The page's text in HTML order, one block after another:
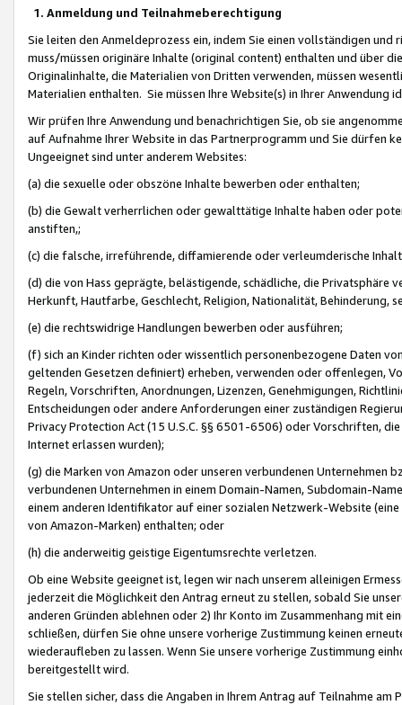
1. Anmeldung und Teilnahmeberechtigung
Sie leiten den Anmeldeprozess ein, indem Sie einen vollständigen
muss/müssen originäre Inhalte (original content) enthalten und über
Originalinhalte, die Materialien von Dritten verwenden, müssen
Materialien enthalten. Sie müssen Ihre Website(s) in Ihrer Anwendung
Wir prüfen Ihre Anwendung und benachrichtigen Sie, ob sie
auf Aufnahme Ihrer Website in das Partnerprogramm und Sie dürfen
Ungeeignet sind unter anderem Websites:
(a) die sexuelle oder obszöne Inhalte bewerben oder enthalten;
(b) die Gewalt verherrlichen oder gewalttätige Inhalte haben oder
anstiften,;
(c) die falsche, irreführende, diffamierende oder verleumderische
(d) die von Hass geprägte, belästigende, schädliche, die Privatsphäre
Herkunft, Hautfarbe, Geschlecht, Religion, Nationalität, Behinderung,
(e) die rechtswidrige Handlungen bewerben oder ausführen;
(f) sich an Kinder richten oder wissentlich personenbezogene Daten
geltenden Gesetzen definiert) erheben, verwenden oder offenlegen,
Regeln, Vorschriften, Anordnungen, Lizenzen, Genehmigungen,
Entscheidungen oder andere Anforderungen einer zuständigen
Privacy Protection Act (15 U.S.C. §§ 6501-6506) oder Vorschriften,
Internet erlassen wurden);
(g) die Marken von Amazon oder unseren verbundenen Unternehmen
verbundenen Unternehmen in einem Domain-Namen, Subdomain-
einem anderen Identifikator auf einer sozialen Netzwerk-Website
von Amazon-Marken) enthalten; oder
(h) die anderweitig geistige Eigentumsrechte verletzen.
Ob eine Website geeignet ist, legen wir nach unserem alleinigen
jederzeit die Möglichkeit den Antrag erneut zu stellen, sobald Sie
anderen Gründen ablehnen oder 2) Ihr Konto im Zusammenhang mit
schließen, dürfen Sie ohne unsere vorherige Zustimmung keinen
wiederaufleben zu lassen. Wenn Sie unsere vorherige Zustimmung
bereitgestellt wird.
Sie stellen sicher, dass die Angaben in Ihrem Antrag auf Teilnahme